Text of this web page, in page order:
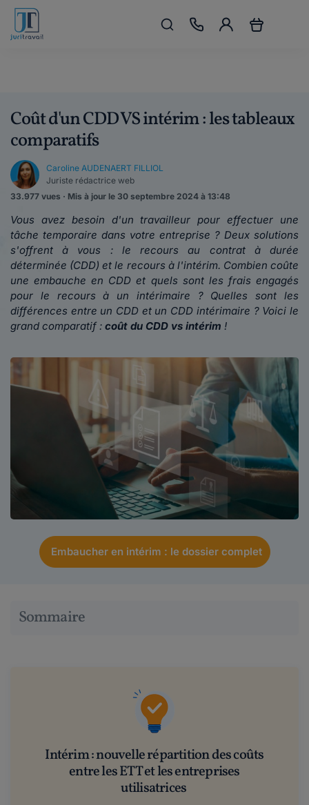
Coût d'un CDD VS intérim : les tableaux
comparatifs
Caroline AUDENAERT FILLIOL
Juriste rédactrice web
33.977 vues · Mis à jour le 30 septembre 2024 à 13:48
Vous avez besoin d'un travailleur pour effectuer une
tâche temporaire dans votre entreprise ? Deux solutions
s'offrent à vous : le recours au contrat à durée
déterminée (CDD) et le recours à l'intérim. Combien coûte
une embauche en CDD et quels sont les frais engagés
pour le recours à un intérimaire ? Quelles sont les
différences entre un CDD et un CDD intérimaire ? Voici le
grand comparatif : coût du CDD vs intérim !
Embaucher en intérim : le dossier complet
Sommaire
Intérim : nouvelle répartition des coûts
entre les ETT et les entreprises
utilisatrices